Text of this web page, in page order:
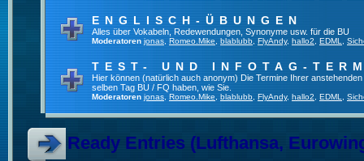
ENGLISCH-ÜBUNGEN
Alles über Vokabeln, Redewendungen, Synonyme usw. für die BU
Moderatoren jonas Romeo.Mike blablubb FlyAndy, hallo2 EDML
TEST- UND INFOTAG-
Hier können (natürlich auch anonym) Die Termine Ihrer
selben Tag BU / FQ haben, wie Sie.
Moderatoren jonas Romeo.Mike blablubb FlyAndy, hallo2 EDML
Ready Entries (Lufthansa,